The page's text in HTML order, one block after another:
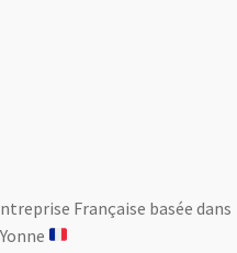
Française basée dans